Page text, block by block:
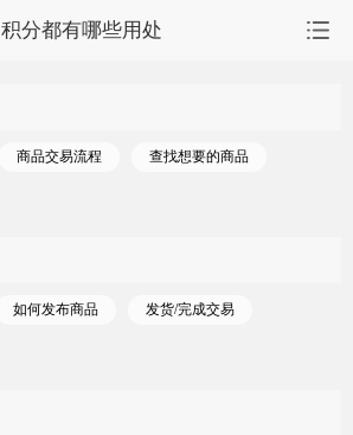
积分都有哪些用处
商品交易流程 查找想要的商品
如何发布商品 发货/完成交易